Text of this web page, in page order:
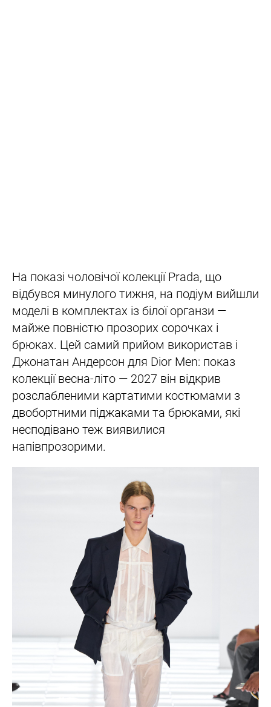
На показі чоловічої колекції Prada, що
відбувся минулого тижня, на подіум вийшли
моделі в комплектах із білої органзи —
майже повністю прозорих сорочках і
брюках. Цей самий прийом використав і
Джонатан Андерсон для Dior Men: показ
колекції весна-літо — 2027 він відкрив
розслабленими картатими костюмами з
двобортними піджаками та брюками, які
несподівано теж виявилися
напівпрозорими.